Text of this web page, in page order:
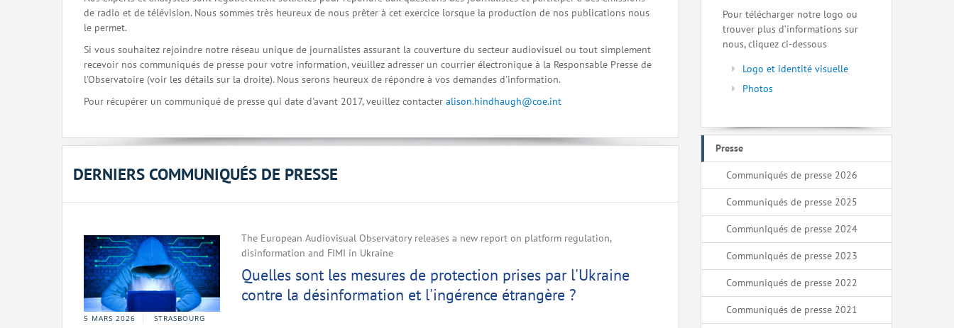
de radio et de télévision. Nous sommes très heureux de nous prêter à cet exercice lorsque la production de nos publications nous
le permet.
Si vous souhaitez rejoindre notre réseau unique de journalistes assurant la couverture du secteur audiovisuel ou tout simplement
recevoir nos communiqués de presse pour votre information, veuillez adresser un courrier électronique à la Responsable Presse de
l'Observatoire (voir les détails sur la droite). Nous serons heureux de répondre à vos demandes d'information.
Pour récupérer un communiqué de presse qui date d'avant 2017, veuillez contacter alison.hindhaugh@coe.int
DERNIERS COMMUNIQUÉS DE PRESSE
The European Audiovisual Observatory releases a new report on platform regulation,
disinformation and FIMI in Ukraine
Quelles sont les mesures de protection prises par l'Ukraine
contre la désinformation et l'ingérence étrangère ?
5 MARS 2026 STRASBOURG
Pour télécharger notre logo ou
trouver plus d’informations sur
nous, cliquez ci-dessous
Logo et identité visuelle
Photos
Presse
Communiqués de presse 2026
Communiqués de presse 2025
Communiqués de presse 2024
Communiqués de presse 2023
Communiqués de presse 2022
Communiqués de presse 2021